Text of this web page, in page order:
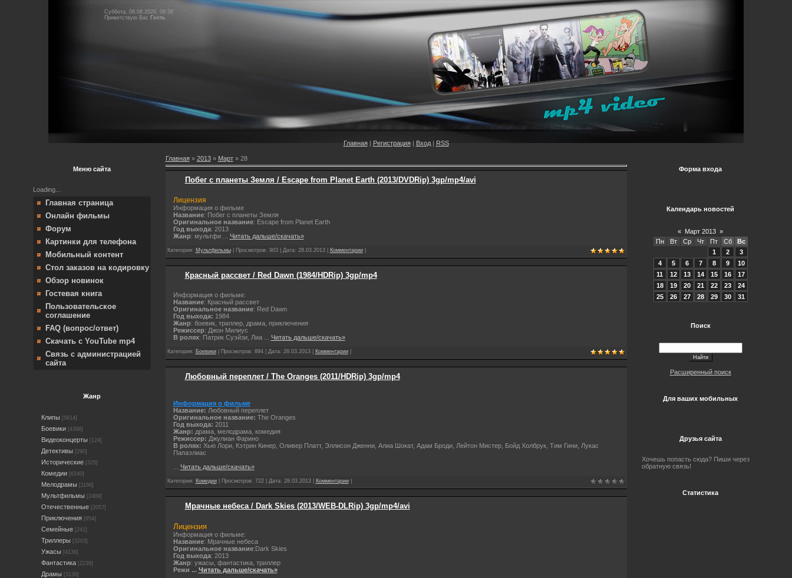
Суббота, 08.08.2026, 09:36
Приветствую Вас Гость
Главная| Регистрация| Вход| RSS
Меню сайта
Loading...
Главная страница
Онлайн фильмы
Форум
Картинки для телефона
Мобильный контент
Стол заказов на кодировку
Обзор новинок
Гостевая книга
Пользовательское
соглашение
FAQ (вопрос/ответ)
Скачать с YouTube mp4
Связь с администрацией
сайта
Жанр
Клипы [5614]
Боевики [4398]
Видеоконцерты [124]
Детективы [290]
Исторические [325]
Комедии [6240]
Мелодрамы [1166]
Мультфильмы [2489]
Отечественные [2057]
Приключения [954]
Семейные [241]
Триллеры [3203]
Ужасы [4136]
Фантастика [2239]
Драмы [3139]
Главная» 2013 » Март » 28
Побег с планеты Земля / Escape from Planet Earth (2013/DVDRip) 3gp/mp4/avi
Лицензия
Информация о фильме
Название: Побег с планеты Земля
Оригинальное название: Escape from Planet Earth
Год выхода: 2013
Жанр: мультфи Читать дальше/скачать»
Категория: Мультфильмы| Просмотров: 903 | Дата: 28.03.2013| Комментарии|
Красный рассвет / Red Dawn (1984/HDRip) 3gp/mp4
Информация о фильме:
Название: Красный рассвет
Оригинальное название: Red Dawn
Год выхода: 1984
Жанр: боевик, триллер, драма, приключения
Режиссер: Джон Милиус
В ролях: Патрик Суэйзи, Лиа Читать дальше/скачать»
Категория: Боевики| Просмотров: 894 | Дата: 28.03.2013| Комментарии|
Любовный переплет / The Oranges (2011/HDRip) 3gp/mp4
Информация о фильме
Название: Любовный переплет
Оригинальное название: The Oranges
Год выхода: 2011
Жанр: драма, мелодрама, комедия
Режиссер: Джулиан Фарино
В ролях: Хью Лори, Кэтрин Кинер, Оливер Платт, Эллисон Дженни, Алиа Шокат, Адам Броди, Лейтон Мистер, Бойд Холбрук, Тим Гини, Лукас
Папаэлиас
Читать дальше/скачать»
Категория: Комедии| Просмотров: 722 | Дата: 28.03.2013| Комментарии|
Мрачные небеса / Dark Skies (2013/WEB-DLRip) 3gp/mp4/avi
Лицензия
Информация о фильме:
Название: Мрачные небеса
Оригинальное название:Dark Skies
Год выхода: 2013
Жанр: ужасы, фантастика, триллер
Режи ... Читать дальше/скачать»
Форма входа
Календарь новостей
« Март 2013 »
Пн
Вт Ср Чт Пт Сб
Вс
1
2
3
4
5 6 7 8 9
10
11
12 13 14 15 16
17
18
19 20 21 22 23
24
25
26 27 28 29 30 31
Поиск
Расширенный поиск
Для ваших мобильных
Друзья сайта
Хочешь попасть сюда? Пиши через
обратную связь!
Статистика